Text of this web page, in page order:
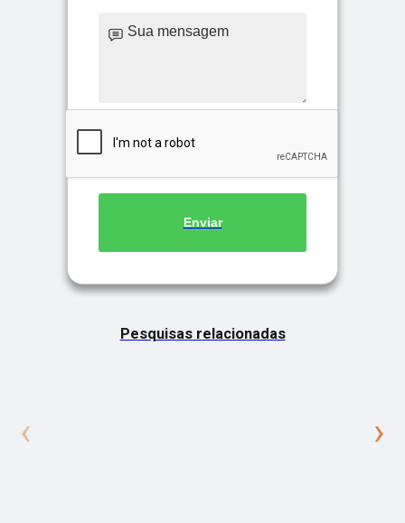
Enviar
Pesquisas relacionadas
‹ ›